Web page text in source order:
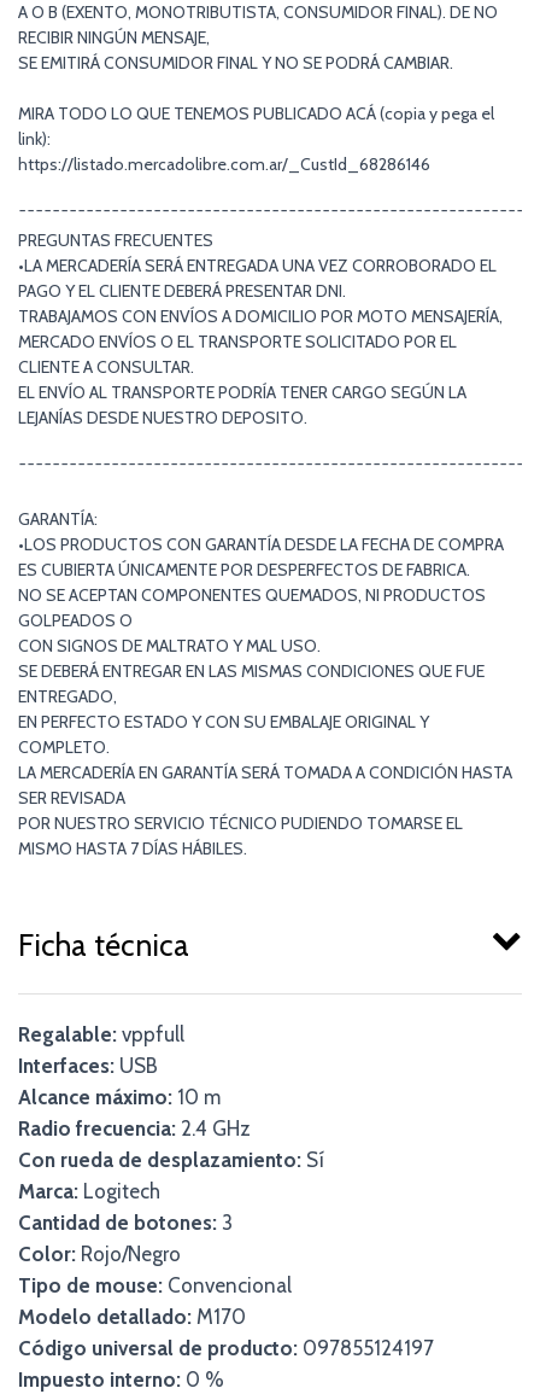
A O B (EXENTO, MONOTRIBUTISTA, CONSUMIDOR FINAL). DE NO
RECIBIR NINGÚN MENSAJE,
SE EMITIRÁ CONSUMIDOR FINAL Y NO SE PODRÁ CAMBIAR.
MIRA TODO LO QUE TENEMOS PUBLICADO ACÁ (copia y pega el
link):
https://listado.mercadolibre.com.ar/_CustId_68286146
PREGUNTAS FRECUENTES
•LA MERCADERÍA SERÁ ENTREGADA UNA VEZ CORROBORADO EL
PAGO Y EL CLIENTE DEBERÁ PRESENTAR DNI.
TRABAJAMOS CON ENVÍOS A DOMICILIO POR MOTO MENSAJERÍA,
MERCADO ENVÍOS O EL TRANSPORTE SOLICITADO POR EL
CLIENTE A CONSULTAR.
EL ENVÍO AL TRANSPORTE PODRÍA TENER CARGO SEGÚN LA
LEJANÍAS DESDE NUESTRO DEPOSITO.
GARANTÍA:
•LOS PRODUCTOS CON GARANTÍA DESDE LA FECHA DE COMPRA
ES CUBIERTA ÚNICAMENTE POR DESPERFECTOS DE FABRICA.
NO SE ACEPTAN COMPONENTES QUEMADOS, NI PRODUCTOS
GOLPEADOS O
CON SIGNOS DE MALTRATO Y MAL USO.
SE DEBERÁ ENTREGAR EN LAS MISMAS CONDICIONES QUE FUE
ENTREGADO,
EN PERFECTO ESTADO Y CON SU EMBALAJE ORIGINAL Y
COMPLETO.
LA MERCADERÍA EN GARANTÍA SERÁ TOMADA A CONDICIÓN HASTA
SER REVISADA
POR NUESTRO SERVICIO TÉCNICO PUDIENDO TOMARSE EL
MISMO HASTA 7 DÍAS HÁBILES.
Ficha técnica
Regalable: vppfull
Interfaces: USB
Alcance máximo: 10 m
Radio frecuencia: 2.4 GHz
Con rueda de desplazamiento: Sí
Marca: Logitech
Cantidad de botones: 3
Color: Rojo/Negro
Tipo de mouse: Convencional
Modelo detallado: M170
Código universal de producto: 097855124197
Impuesto interno: 0 %